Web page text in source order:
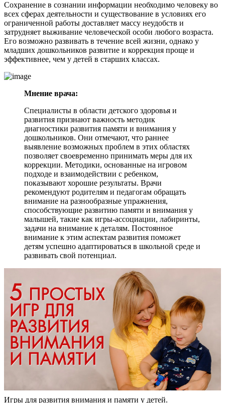
Сохранение в сознании информации необходимо человеку во
всех сферах деятельности и существование в условиях его
ограниченной работы доставляет массу неудобств и
затрудняет выживание человеческой особи любого возраста.
Его возможно развивать в течение всей жизни, однако у
младших дошкольников развитие и коррекция проще и
эффективнее, чем у детей в старших классах.
Мнение врача:
Специалисты в области детского здоровья и
развития признают важность методик
диагностики развития памяти и внимания у
дошкольников. Они отмечают, что раннее
выявление возможных проблем в этих областях
позволяет своевременно принимать меры для их
коррекции. Методики, основанные на игровом
подходе и взаимодействии с ребенком,
показывают хорошие результаты. Врачи
рекомендуют родителям и педагогам обращать
внимание на разнообразные упражнения,
способствующие развитию памяти и внимания у
малышей, такие как игры-ассоциации, лабиринты,
задачи на внимание к деталям. Постоянное
внимание к этим аспектам развития поможет
детям успешно адаптироваться в школьной среде и
развивать свой потенциал.
Игры для развития внимания и памяти у детей.